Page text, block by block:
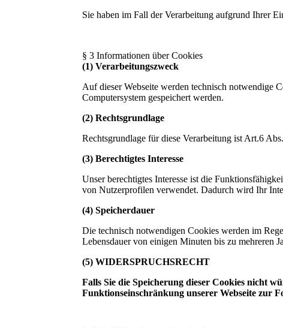
Sie haben im Fall der Verarbeitung aufgrund Ihrer
§ 3 Informationen über Cookies
(1) Verarbeitungszweck
Auf dieser Webseite werden technisch notwendige
Computersystem gespeichert werden.
(2) Rechtsgrundlage
Rechtsgrundlage für diese Verarbeitung ist Art.6
(3) Berechtigtes Interesse
Unser berechtigtes Interesse ist die
von Nutzerprofilen verwendet. Dadurch wird Ihr
(4) Speicherdauer
Die technisch notwendigen Cookies werden im
Lebensdauer von einigen Minuten bis zu mehreren
(5) WIDERSPRUCHSRECHT
Falls Sie die Speicherung dieser Cookies nicht
Funktionseinschränkung unserer Webseite zur